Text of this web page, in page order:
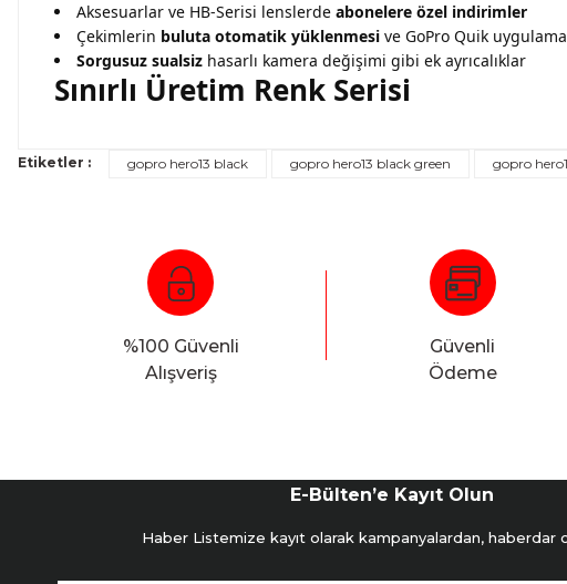
Aksesuarlar ve HB-Serisi lenslerde abonelere özel indirimler
Çekimlerin buluta otomatik yüklenmesi ve GoPro Quik
Sorgusuz sualsiz hasarlı kamera değişimi gibi ek ayrıcalıklar
Sınırlı Üretim Renk Serisi
Etiketler : gopro hero13 black gopro hero13 black green gopro
%100 Güvenli
Alışveriş
Güvenli
Ödeme
E-Bülten’e Kayıt Olun
Haber Listemize kayıt olarak kampanyalardan, haberdar